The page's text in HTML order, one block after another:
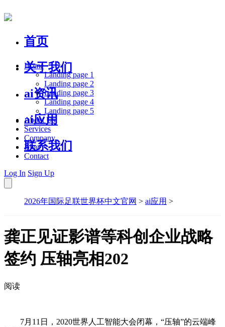
首页
关于我们
ai资讯
ai应用
联系我们
Home
Landing page 1
Landing page 2
Landing page 3
Landing page 4
Landing page 5
About Us
Services
Company
Blog
Contact
Log In Sign Up
2026年国际足联世界杯中文官网 > ai应用 >
龚正见证影谱等科创企业战略
签约 压轴亮相202
阅读
7月11日，2020世界人工智能大会闭幕，“压轴”的云端峰